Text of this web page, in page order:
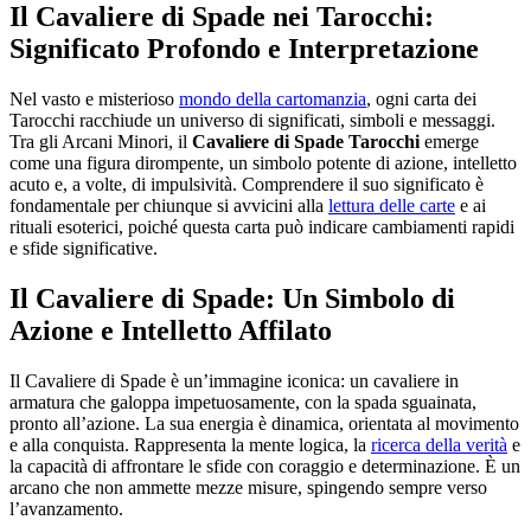
Il Cavaliere di Spade nei Tarocchi:
Significato Profondo e Interpretazione
Nel vasto e misterioso mondo della cartomanzia, ogni carta dei
Tarocchi racchiude un universo di significati, simboli e messaggi.
Tra gli Arcani Minori, il Cavaliere di Spade Tarocchi emerge
come una figura dirompente, un simbolo potente di azione, intelletto
acuto e, a volte, di impulsività. Comprendere il suo significato è
fondamentale per chiunque si avvicini alla lettura delle carte e ai
rituali esoterici, poiché questa carta può indicare cambiamenti rapidi
e sfide significative.
Il Cavaliere di Spade: Un Simbolo di
Azione e Intelletto Affilato
Il Cavaliere di Spade è un’immagine iconica: un cavaliere in
armatura che galoppa impetuosamente, con la spada sguainata,
pronto all’azione. La sua energia è dinamica, orientata al movimento
e alla conquista. Rappresenta la mente logica, la ricerca della verità e
la capacità di affrontare le sfide con coraggio e determinazione. È un
arcano che non ammette mezze misure, spingendo sempre verso
l’avanzamento.